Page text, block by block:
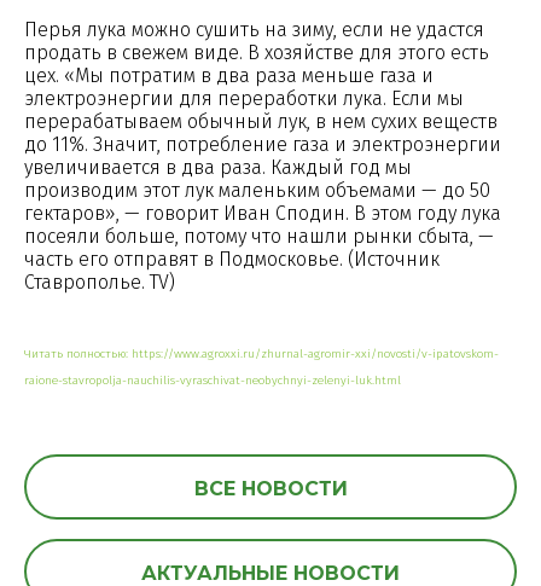
Перья лука можно сушить на зиму, если не удастся
продать в свежем виде. В хозяйстве для этого есть
цех. «Мы потратим в два раза меньше газа и
электроэнергии для переработки лука. Если мы
перерабатываем обычный лук, в нем сухих веществ
до 11%. Значит, потребление газа и электроэнергии
увеличивается в два раза. Каждый год мы
производим этот лук маленьким объемами — до 50
гектаров», — говорит Иван Сподин. В этом году лука
посеяли больше, потому что нашли рынки сбыта, —
часть его отправят в Подмосковье. (Источник
Ставрополье. TV)
Читать полностью: https://www.agroxxi.ru/zhurnal-agromir-xxi/novosti/v-ipatovskom-
raione-stavropolja-nauchilis-vyraschivat-neobychnyi-zelenyi-luk.html
ВСЕ НОВОСТИ
АКТУАЛЬНЫЕ НОВОСТИ